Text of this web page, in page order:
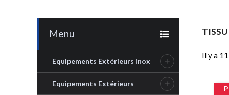
Menu
Equipements Extérieurs Inox 
Equipements Extérieurs 
Il y a